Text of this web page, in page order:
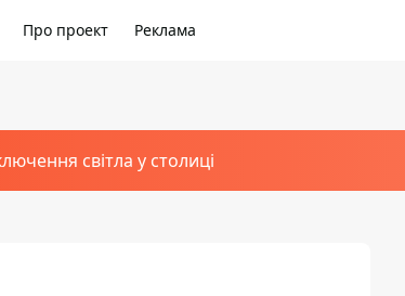
Про проект Реклама
світла у столиці